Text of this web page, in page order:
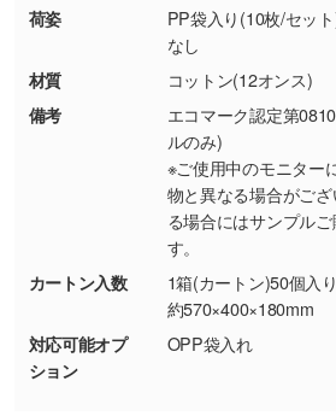
シンプルな背景のデータや、
ター部分の輪郭がはっきりして
り抜き処理が可能です。→詳し
・持っているデータの背景が足
しの作り方が分からない
印刷したいデータが印刷範囲
合、シンプルな色・柄の背景
詳しく見る
・デザインにQRコードを入れ
を生成してほしい
URLをご指定いただければ、
荷姿
PP袋入り(10枚/セッ
なし
材質
コットン(12オンス)
備考
エコマーク認定第
ルのみ)
※ご使用中のモニター
物と異なる場合がご
る場合にはサンプル
す。
カートン入数
1箱(カートン)50個入り
約570×400×180mm
対応可能オプ
ション
OPP袋入れ